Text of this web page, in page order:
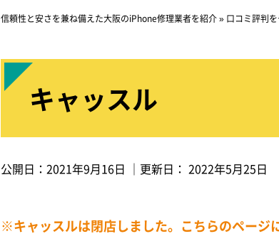
信頼性と安さを兼ね備えた大阪のiPhone修理業者を紹介» 口コミ評判
キャッスル
公開日： 2021年9月16日 ｜更新日： 2022年5月25日
※キャッスルは閉店しました。こちらのページ